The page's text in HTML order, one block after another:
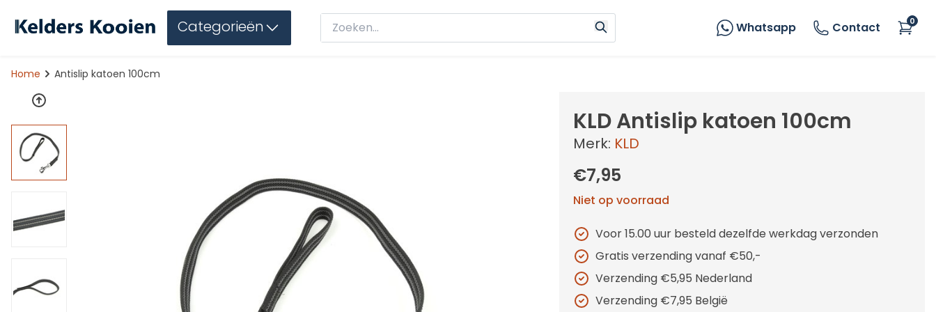
Categorieën Whatsapp Contact 0
Home Antislip katoen 100cm
KLD Antislip katoen 100cm
Merk: KLD
€7,95
Niet op voorraad
Voor 15.00 uur besteld dezelfde werkdag verzonden
Gratis verzending vanaf €50,-
Verzending €5,95 Nederland
Verzending €7,95 België